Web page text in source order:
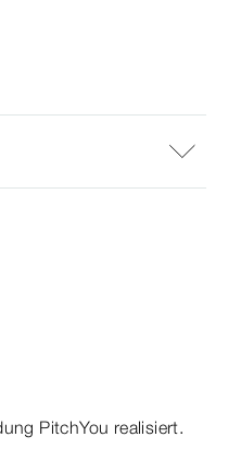
PitchYou realisiert.